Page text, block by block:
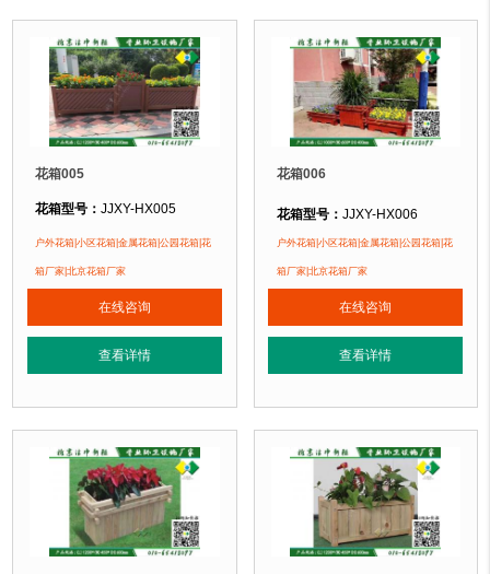
花箱005
花箱型号：JJXY-HX005
花箱规格：可根据客户需求定制！
花箱材质：金属镂空/铝合金/塑木/防腐木
花箱周期：现货花箱 即拍即发
1、花箱不会对环境产生污染。2、花箱在视觉上，线条流畅，外
正在使用该花箱的部分客户：
朝阳某小区、苏州某别墅区、海淀某小区....
户外花箱|小区花箱|金属花箱|公园花箱|花
箱厂家|北京花箱厂家
在线咨询
查看详情
花箱006
花箱型号： JJXY-HX006
花箱规格：可根据客户需求定制！
花箱材质：金属镂空/铝合金/塑木/防
花箱特点：1、花箱不会对环境产生
正在使用该花箱的部分客户：
朝阳某小区、苏州某别墅区、海淀某
户外花箱|小区花箱|金属花箱|公园花箱|花
箱厂家|北京花箱厂家
在线咨询
查看详情